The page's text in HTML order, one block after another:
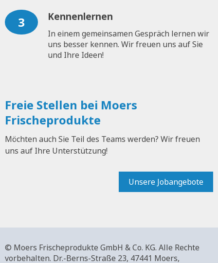
3 Kennenlernen
In einem gemeinsamen Gespräch lernen wir
uns besser kennen. Wir freuen uns auf Sie
und Ihre Ideen!
Freie Stellen bei Moers
Frischeprodukte
Möchten auch Sie Teil des Teams werden? Wir freuen
uns auf Ihre Unterstützung!
Unsere Jobangebote
© Moers Frischeprodukte GmbH & Co. KG. Alle Rechte
vorbehalten. Dr.-Berns-Straße 23, 47441 Moers,